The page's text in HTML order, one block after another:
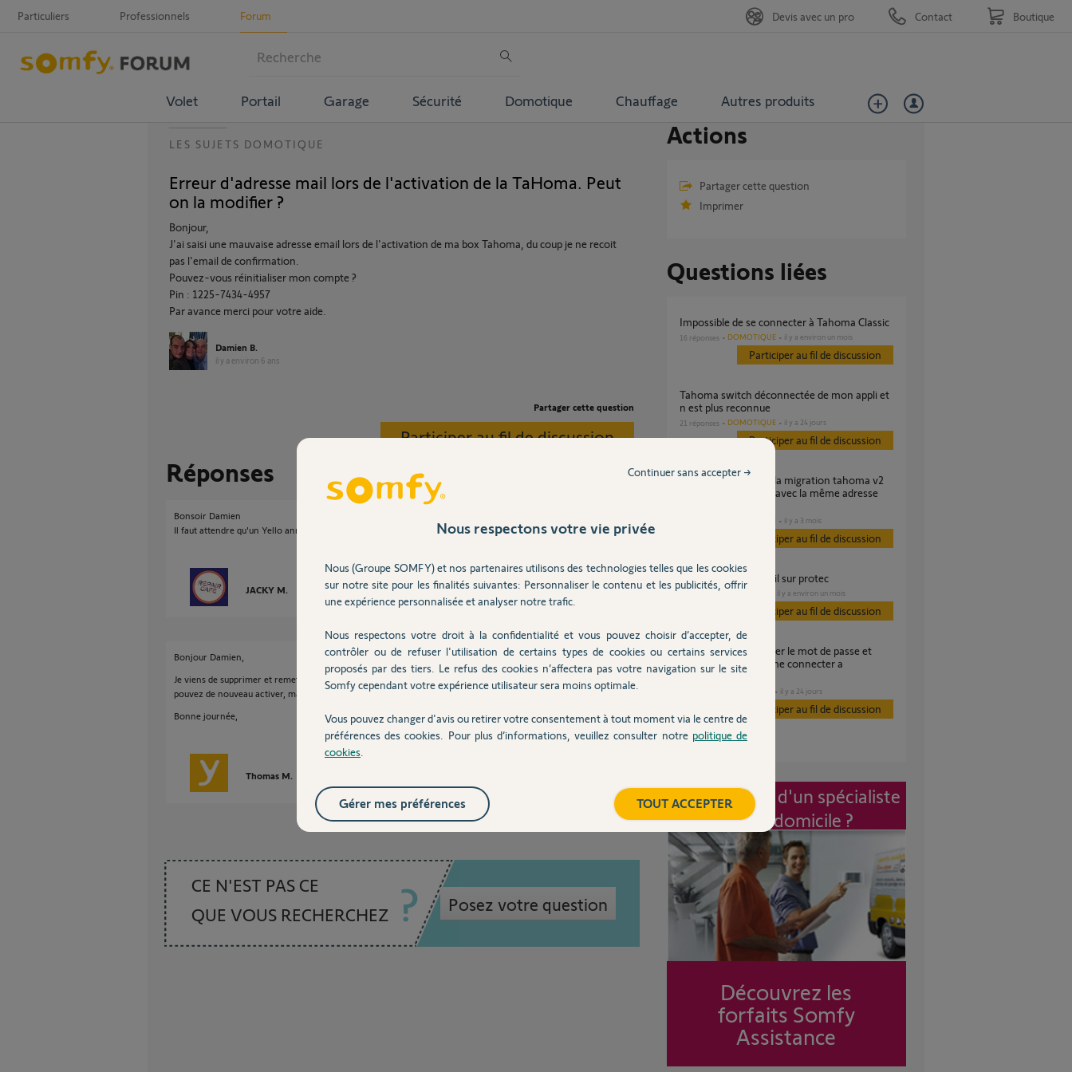
Particuliers Professionnels Forum
Volet Portail Garage Sécurité Domotique Chauffage Autres produits
Devis avec un pro Contact Boutique
LES SUJETS DOMOTIQUE
Erreur d'adresse mail lors de l'activation de la TaHoma. Peut
on la modifier ?
Bonjour,
J'ai saisi une mauvaise adresse email lors de l'activation de ma box Tahoma, du coup je ne recoit
pas l'email de confirmation.
Pouvez-vous réinitialiser mon compte ?
Pin : 1225-7434-4957
Par avance merci pour votre aide.
Damien B.
il y a environ 6 ans
Partager cette question
Participer au fil de discussion
Réponses
Bonsoir Damien
Il faut attendre qu'un Yello annule votre installation.
JACKY M. il y a environ 6 ans
Bonjour Damien,
Je viens de supprimer et remettre à zéro la préactivation de votre TaHoma, que vous
pouvez de nouveau activer, mais sur la bonne adresse email cette fois-ci.
Bonne journée,
Thomas M.
CE N'EST PAS CE
QUE VOUS RECHERCHEZ
Posez votre question
Actions
Partager cette question
Imprimer
Questions liées
Impossible de se connecter à Tahoma Classic
16 réponses DOMOTIQUE il y a environ un mois
Participer au fil de discussion
Tahoma switch déconnectée de mon appli et
n est plus reconnue
21 réponses DOMOTIQUE il y a 24 jours
Participer au fil de discussion
Comment effectuer la migration tahoma v2
vers tahoma switch avec la même adresse
DOMOTIQUE il y a 3 mois
Participer au fil de discussion
Modifier adresse mail sur protec
DOMOTIQUE il y a environ un mois
Participer au fil de discussion
impossible de modifier le mot de passe et
l'adresse mail pour me connecter a
l'application ?
il y a 24 jours
Participer au fil de discussion
Intervention d'un spécialiste
à mon domicile ?
Découvrez les
forfaits Somfy
Assistance
Nous respectons votre vie privée
Nous (Groupe SOMFY) et nos partenaires utilisons des technologies telles que les cookies
sur notre site pour les finalités suivantes: Personnaliser le contenu et les publicités, offrir
une expérience personnalisée et analyser notre trafic.
Nous respectons votre droit à la confidentialité et vous pouvez choisir d’accepter, de
contrôler ou de refuser l'utilisation de certains types de cookies ou certains services
proposés par des tiers. Le refus des cookies n’affectera pas votre navigation sur le site
Somfy cependant votre expérience utilisateur sera moins optimale.
Vous pouvez changer d'avis ou retirer votre consentement à tout moment via le centre de
préférences des cookies. Pour plus d’informations, veuillez consulter notre politique de
cookies
Continuer sans accepter →
TOUT ACCEPTER
Gérer mes préférences